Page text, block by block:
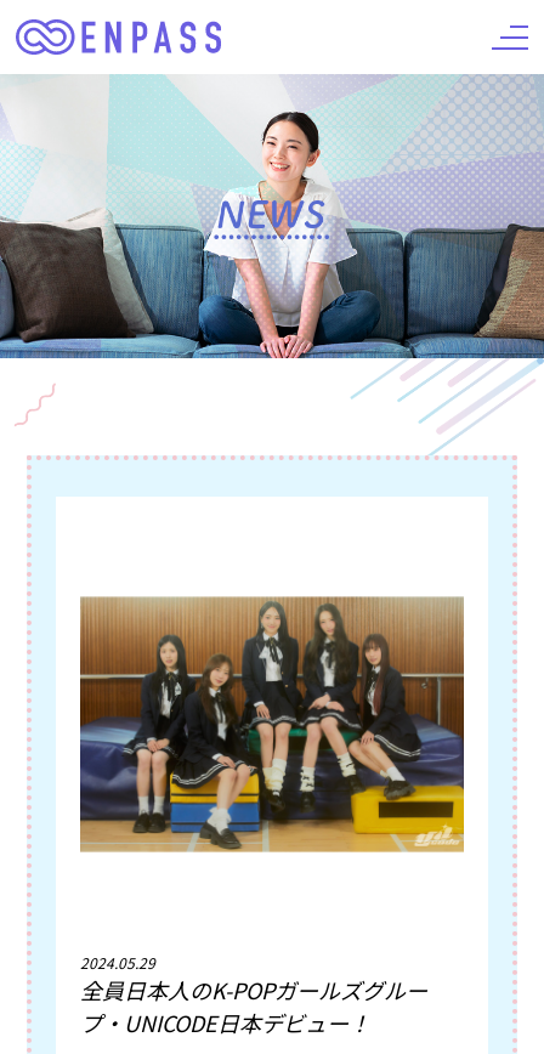
2024.05.29
全員日本人のK-POPガールズグルー
プ・UNICODE日本デビュー！